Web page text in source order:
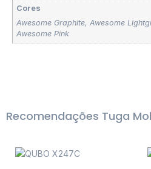
Cores
Awesome Graphite,Awesome
Awesome Pink
Recomendações Tuga